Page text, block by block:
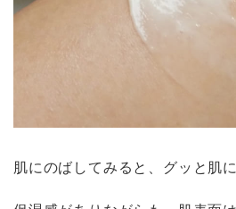
肌にのばしてみると、グッと肌に